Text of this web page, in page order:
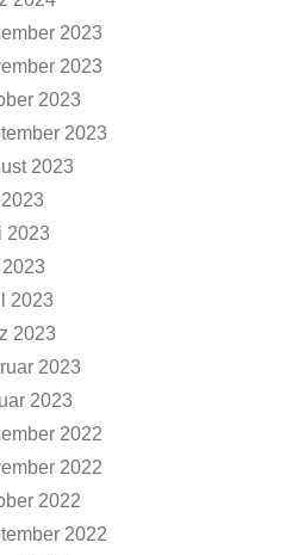
2023
2023
2023
2023
2023
2023
2023
2023
2023
2023
2022
2022
2022
2022